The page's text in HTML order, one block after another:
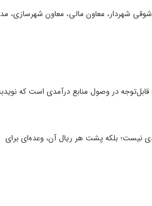
شهردار، معاون مالی، معاون شهرسازی،
حاکی از پیشرفت قابل‌توجه در وصول منابع درآمدی است که
نیست؛ بلکه پشت هر ریال آن، وعده‌ای برای